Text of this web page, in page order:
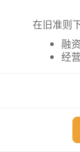
在旧准则
融
经
FRS 116
使